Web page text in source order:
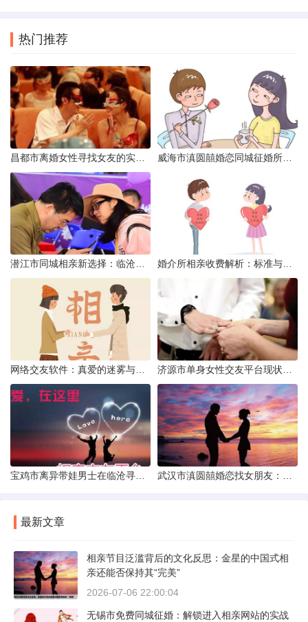
热门推荐
最新文章
相亲节目泛滥背后的文化反思：金星的中国式相
亲还能否保持其“完美”
2026-07-06 22:00:04
无锡市免费同城征婚：解锁进入相亲网站的实战